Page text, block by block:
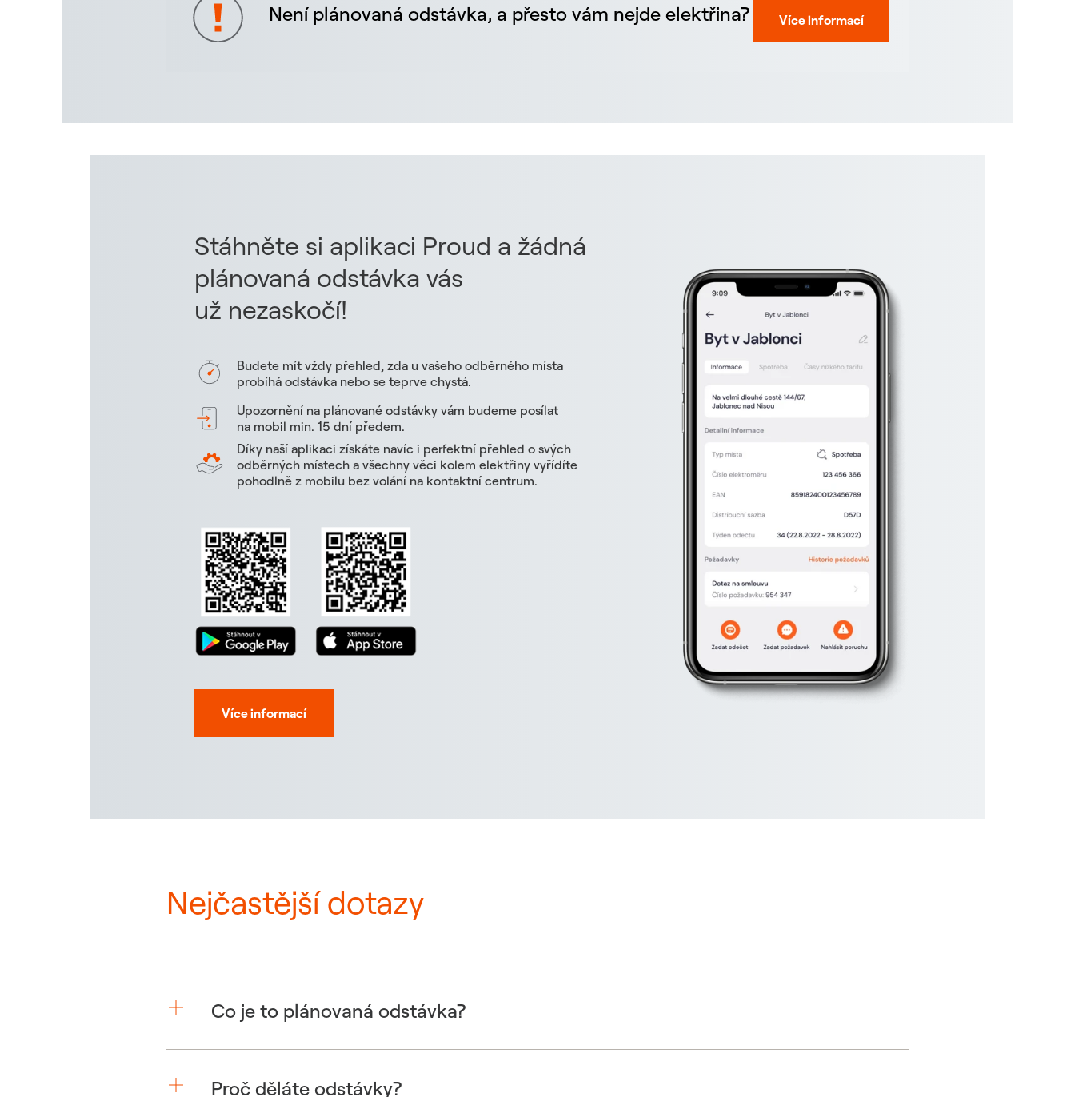
Není plánovaná odstávka, a přesto vám nejde elektřina? Více informací
Stáhněte si aplikaci Proud a žádná
plánovaná odstávka vás
už nezaskočí!
Budete mít vždy přehled, zda u vašeho odběrného místa
probíhá odstávka nebo se teprve chystá.
Upozornění na plánované odstávky vám budeme posílat
na mobil min. 15 dní předem.
Díky naší aplikaci získáte navíc i perfektní přehled o svých
odběrných místech a všechny věci kolem elektřiny vyřídíte
pohodlně z mobilu bez volání na kontaktní centrum.
Více informací
Nejčastější dotazy
Co je to plánovaná odstávka?
Proč děláte odstávky?